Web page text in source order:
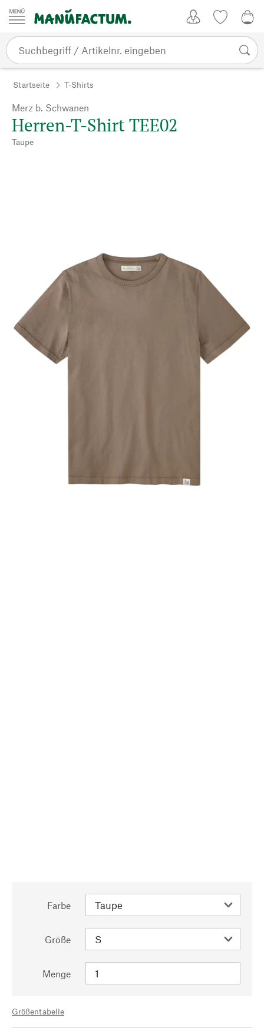
Zum Inhalt springen
Startseite T-Shirts
Merz b. Schwanen
Herren-T-Shirt TEE02
Taupe
Farbe
Größe
Menge
Größentabelle